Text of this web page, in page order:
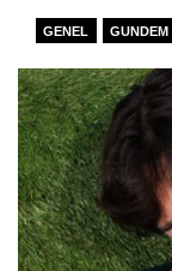
GENEL GUNDEM